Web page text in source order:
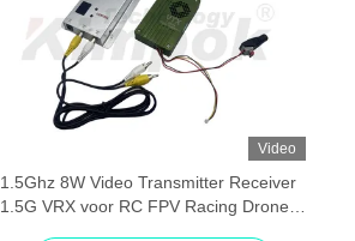
Video
1.5Ghz 8W Video Transmitter Receiver
1.5G VRX voor RC FPV Racing Drone